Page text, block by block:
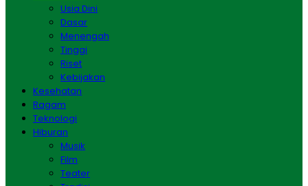
Usia Dini
Dasar
Menengah
Tinggi
Riset
Kebijakan
Kesehatan
Ragam
Teknologi
Hiburan
Musik
Film
Teater